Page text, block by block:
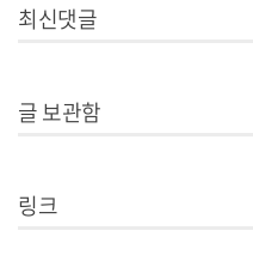
최신댓글
글 보관함
링크